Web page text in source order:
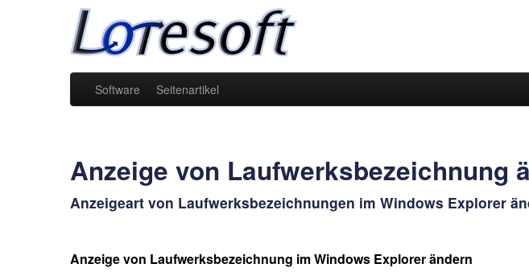
Software Seitenartikel
Anzeige von Laufwerksbezeichnung
Anzeigeart von Laufwerksbezeichnungen im Windows Explorer
Anzeige von Laufwerksbezeichnung im Windows Explorer ändern